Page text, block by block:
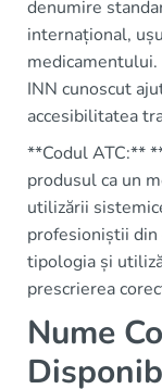
denumire
internațional,
INN cunoscut
accesibilitatea
**Codul ATC:**
produsul ca un
utilizării
profesioniștii
tipologia și
prescrierea
Nume